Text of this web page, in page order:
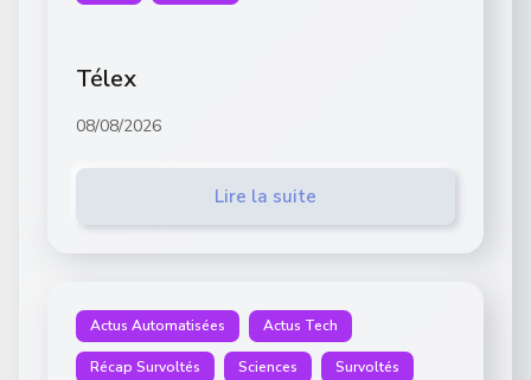
Télex
08/08/2026
Lire la suite
Actus Automatisées Actus Tech
Récap Survoltés Sciences Survoltés